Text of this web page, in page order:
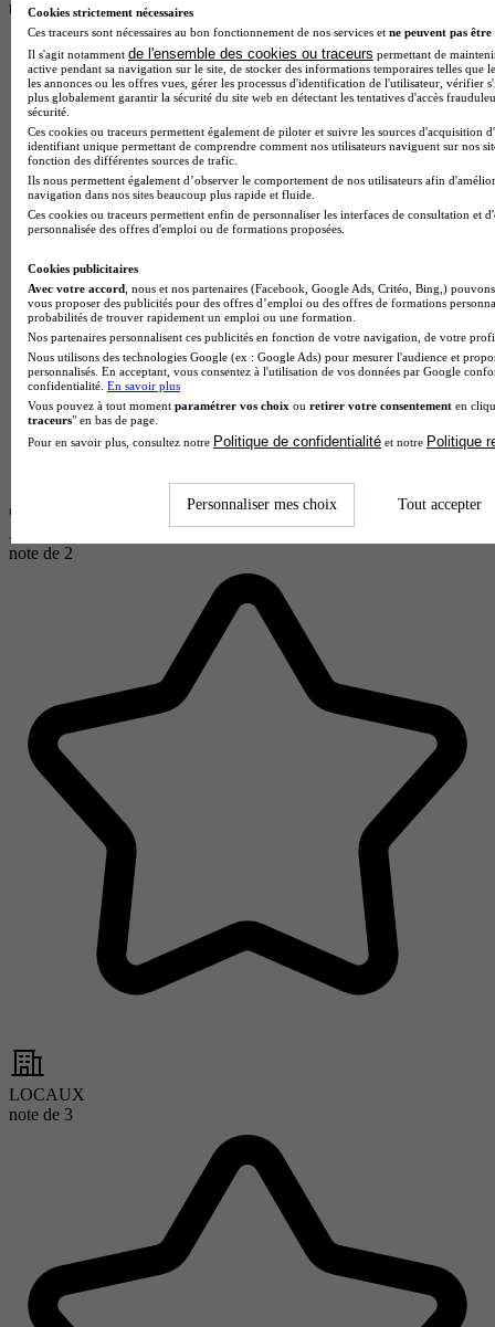
note de3
AMBIANCE
note de 2
LOCAUX
note de 3
Cookies strictement nécessaires
Ces traceurs sont nécessaires au bon fonctionnement de nos services et ne peuvent pas être
Il s'agit notamment de l'ensemble des cookies ou traceurs permettant de
active pendant sa navigation sur le site, de stocker des informations temporaires telles que
les annonces ou les offres vues, gérer les processus d'identification de l'utilisateur, vérifier
plus globalement garantir la sécurité du site web en détectant les tentatives d'accès
sécurité.
Ces cookies ou traceurs permettent également de piloter et suivre les sources d'acquisition
identifiant unique permettant de comprendre comment nos utilisateurs naviguent sur nos
fonction des différentes sources de trafic.
Ils nous permettent également d’observer le comportement de nos utilisateurs afin
navigation dans nos sites beaucoup plus rapide et fluide.
Ces cookies ou traceurs permettent enfin de personnaliser les interfaces de consultation et
personnalisée des offres d'emploi ou de formations proposées.
Cookies publicitaires
Avec votre accord , nous et nos partenaires (Facebook, Google Ads, Critéo, Bing,)
vous proposer des publicités pour des offres d’emploi ou des offres de formations
probabilités de trouver rapidement un emploi ou une formation.
Nos partenaires personnalisent ces publicités en fonction de votre navigation, de votre
Nous utilisons des technologies Google (ex : Google Ads) pour mesurer l'audience et
personnalisés. En acceptant, vous consentez à l'utilisation de vos données par Google
confidentialité. En savoir plus
Vous pouvez à tout moment paramétrer vos choix ou retirer votre consentement en
traceurs" en bas de page.
Pour en savoir plus, consultez notre Politique de confidentialité et notre Politique
Personnaliser mes choix Tout accepter